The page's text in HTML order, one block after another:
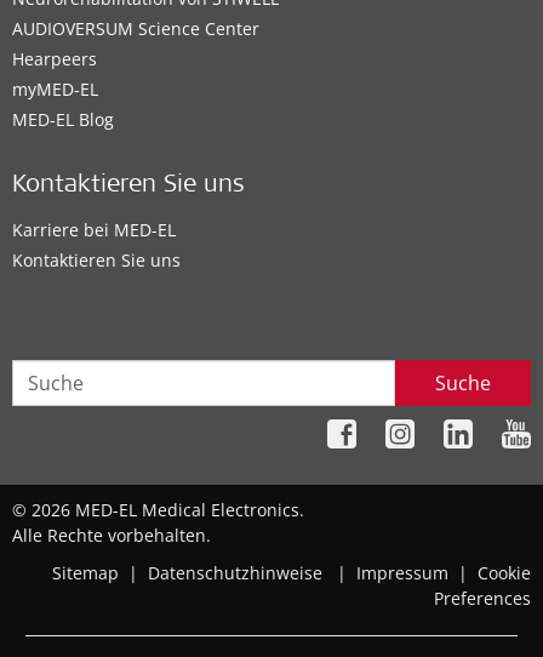
AUDIOVERSUM Science Center
Hearpeers
myMED‑EL
MED-EL Blog
Kontaktieren Sie uns
Karriere bei MED-EL
Kontaktieren Sie uns
Suche
© 2026 MED-EL Medical Electronics.
Alle Rechte vorbehalten.
Sitemap
| Datenschutzhinweise | Impressum | Cookie
Preferences